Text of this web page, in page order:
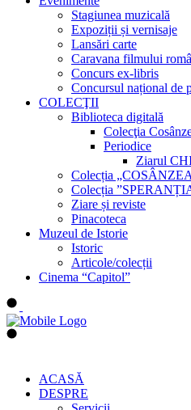
Stagiunea muzicală
Expoziții și vernisaje
Lansări carte
Caravana filmului
Concurs ex-libris
Concursul național de
COLECŢII
Biblioteca digitală
Colecţia
Periodice
Ziarul
Colecția
Colecția
Ziare și reviste
Pinacoteca
Muzeul de Istorie
Istoric
Articole/colecții
Cinema “Capitol”
ACASĂ
DESPRE